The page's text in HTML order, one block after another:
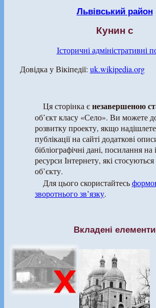
Львівський район
Кунин с
Історичні адміністративні
Довідка у Вікіпедії: uk.wikipedia.org
Ця сторінка єнезавершеною
об’єкт класу «Село». Ви можете
розвитку проекту, якщо
публікації на сайті додаткові
бібліографічні дані, посилання на
ресурси Інтернету, які
об’єкту.
Для цього скористайтесь
зворотнього зв’язку.
Вкладені елементи